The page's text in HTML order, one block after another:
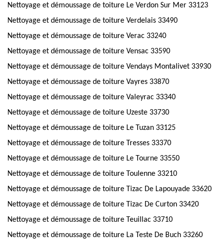
Nettoyage et démoussage de toiture Le Verdon Sur Mer 33123
Nettoyage et démoussage de toiture Verdelais 33490
Nettoyage et démoussage de toiture Verac 33240
Nettoyage et démoussage de toiture Vensac 33590
Nettoyage et démoussage de toiture Vendays Montalivet 33930
Nettoyage et démoussage de toiture Vayres 33870
Nettoyage et démoussage de toiture Valeyrac 33340
Nettoyage et démoussage de toiture Uzeste 33730
Nettoyage et démoussage de toiture Le Tuzan 33125
Nettoyage et démoussage de toiture Tresses 33370
Nettoyage et démoussage de toiture Le Tourne 33550
Nettoyage et démoussage de toiture Toulenne 33210
Nettoyage et démoussage de toiture Tizac De Lapouyade 33620
Nettoyage et démoussage de toiture Tizac De Curton 33420
Nettoyage et démoussage de toiture Teuillac 33710
Nettoyage et démoussage de toiture La Teste De Buch 33260